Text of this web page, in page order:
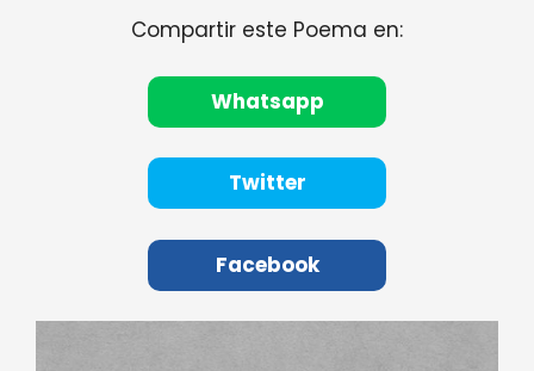
Compartir este Poema en:
Whatsapp
Twitter
Facebook